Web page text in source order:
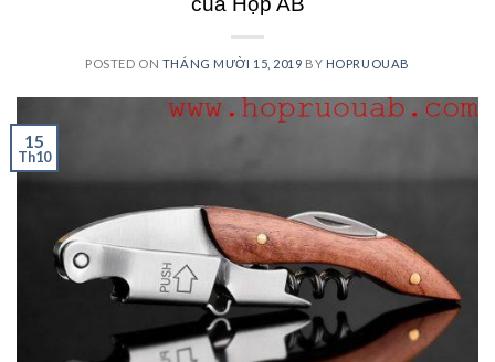
POSTED ON THÁNG MƯỜI 15, 2019 BY HOPRUOUAB
15
Th10